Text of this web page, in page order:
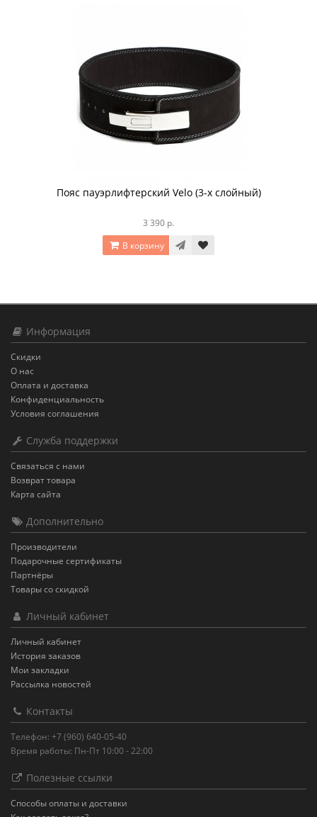
Пояс пауэрлифтерский Velo (3-х слойный)
3 390 р.
В корзину
Информация
Скидки
О нас
Оплата и доставка
Конфиденциальность
Условия соглашения
Служба поддержки
Связаться с нами
Возврат товара
Карта сайта
Дополнительно
Производители
Подарочные сертификаты
Партнёры
Товары со скидкой
Личный кабинет
Личный кабинет
История заказов
Мои закладки
Рассылка новостей
Контакты
Телефон: +7 (960) 640-05-40
Время работы: Пн-Пт 10:00 - 22:00
Полезные ссылки
Способы оплаты и доставки